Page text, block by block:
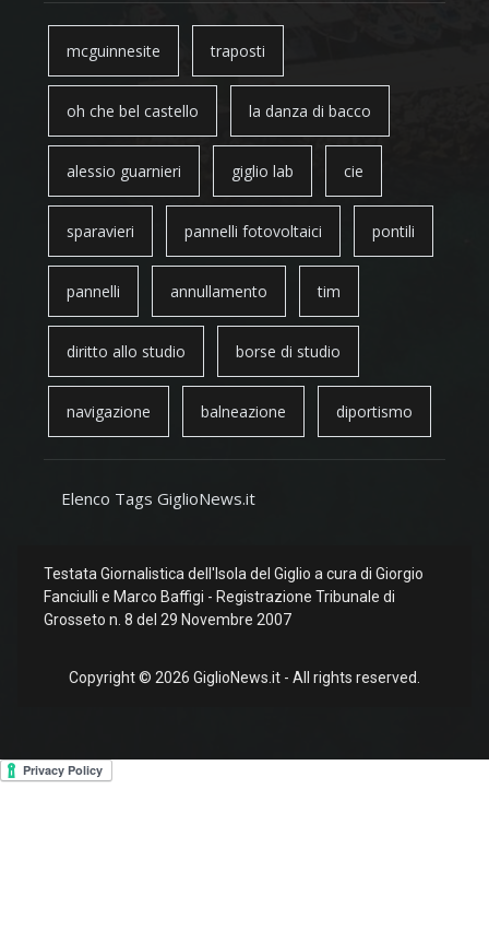
mcguinnesite traposti
oh che bel castello la danza di bacco
alessio guarnieri giglio lab cie
sparavieri pannelli fotovoltaici pontili
pannelli annullamento tim
diritto allo studio borse di studio
navigazione balneazione diportismo
Elenco Tags GiglioNews.it
Testata Giornalistica dell'Isola del Giglio a cura di Giorgio
Fanciulli e Marco Baffigi - Registrazione Tribunale di
Grosseto n. 8 del 29 Novembre 2007
Copyright © 2026 GiglioNews.it - All rights reserved.